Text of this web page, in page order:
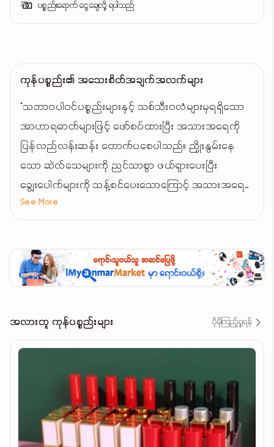
ပစ္စည်းရောက် ငွေချေလို့ ရပါသည်
ကုန်ပစ္စည်း၏ အသေးစိတ်အချက်အလက်များ
"သဘာဝပါဝင်ပစ္စည်းများနှင့် သစ်သီးဝလံများမှရရှိသော
အာဟာရဓာတ်များဖြင့် ဖော်စပ်ထားပြီး အသားအရေကို
ပြန်လည်လန်းဆန်း တောက်ပစေပါသည်။ ညှိုးနွမ်းနေ
သော ဆဲလ်သေများကို ညင်သာစွာ ဖယ်ရှားပေးပြီး
ချွေးပေါက်များကို သန့်စင်ပေးသောကြောင့် အသားအရေ
ကို ပိုမိုချောမွေ့ ကြည်လင်လာစေပါသည်။ အင်တီအောက်
ထုတ်လုပ်မှုကို မြှင့်တင်ပေးကာ နုပျိုစိုပြေစေပါသည်။
ဆဲလ်သေများကို ဖယ်ရှားပေးပြီး ချွေးပေါက်များကို
အသားအရေကို ပိုမိုချောမွေ့ပြီး ကြည်လင်ဝင်းပစေသည်
အသားအရေအရောင်ကို ညီညာစေပြီး နုပျိုလန်းဆန်း
See More
အလားတူ ကုန်ပစ္စည်းများ ပိုမိုကြည့်ရှုရန်